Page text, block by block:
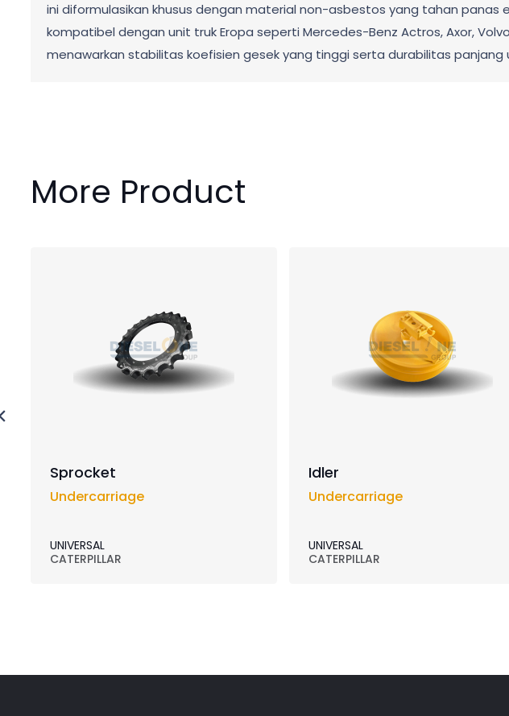
ini diformulasikan khusus dengan material non-asbestos yang tahan
kompatibel dengan unit truk Eropa seperti Mercedes-Benz Actros, Axor,
menawarkan stabilitas koefisien gesek yang tinggi serta durabilitas
More Product
Sprocket
Undercarriage
UNIVERSAL
CATERPILLAR
Idler
Undercarriage
UNIVERSAL
CATERPILLAR